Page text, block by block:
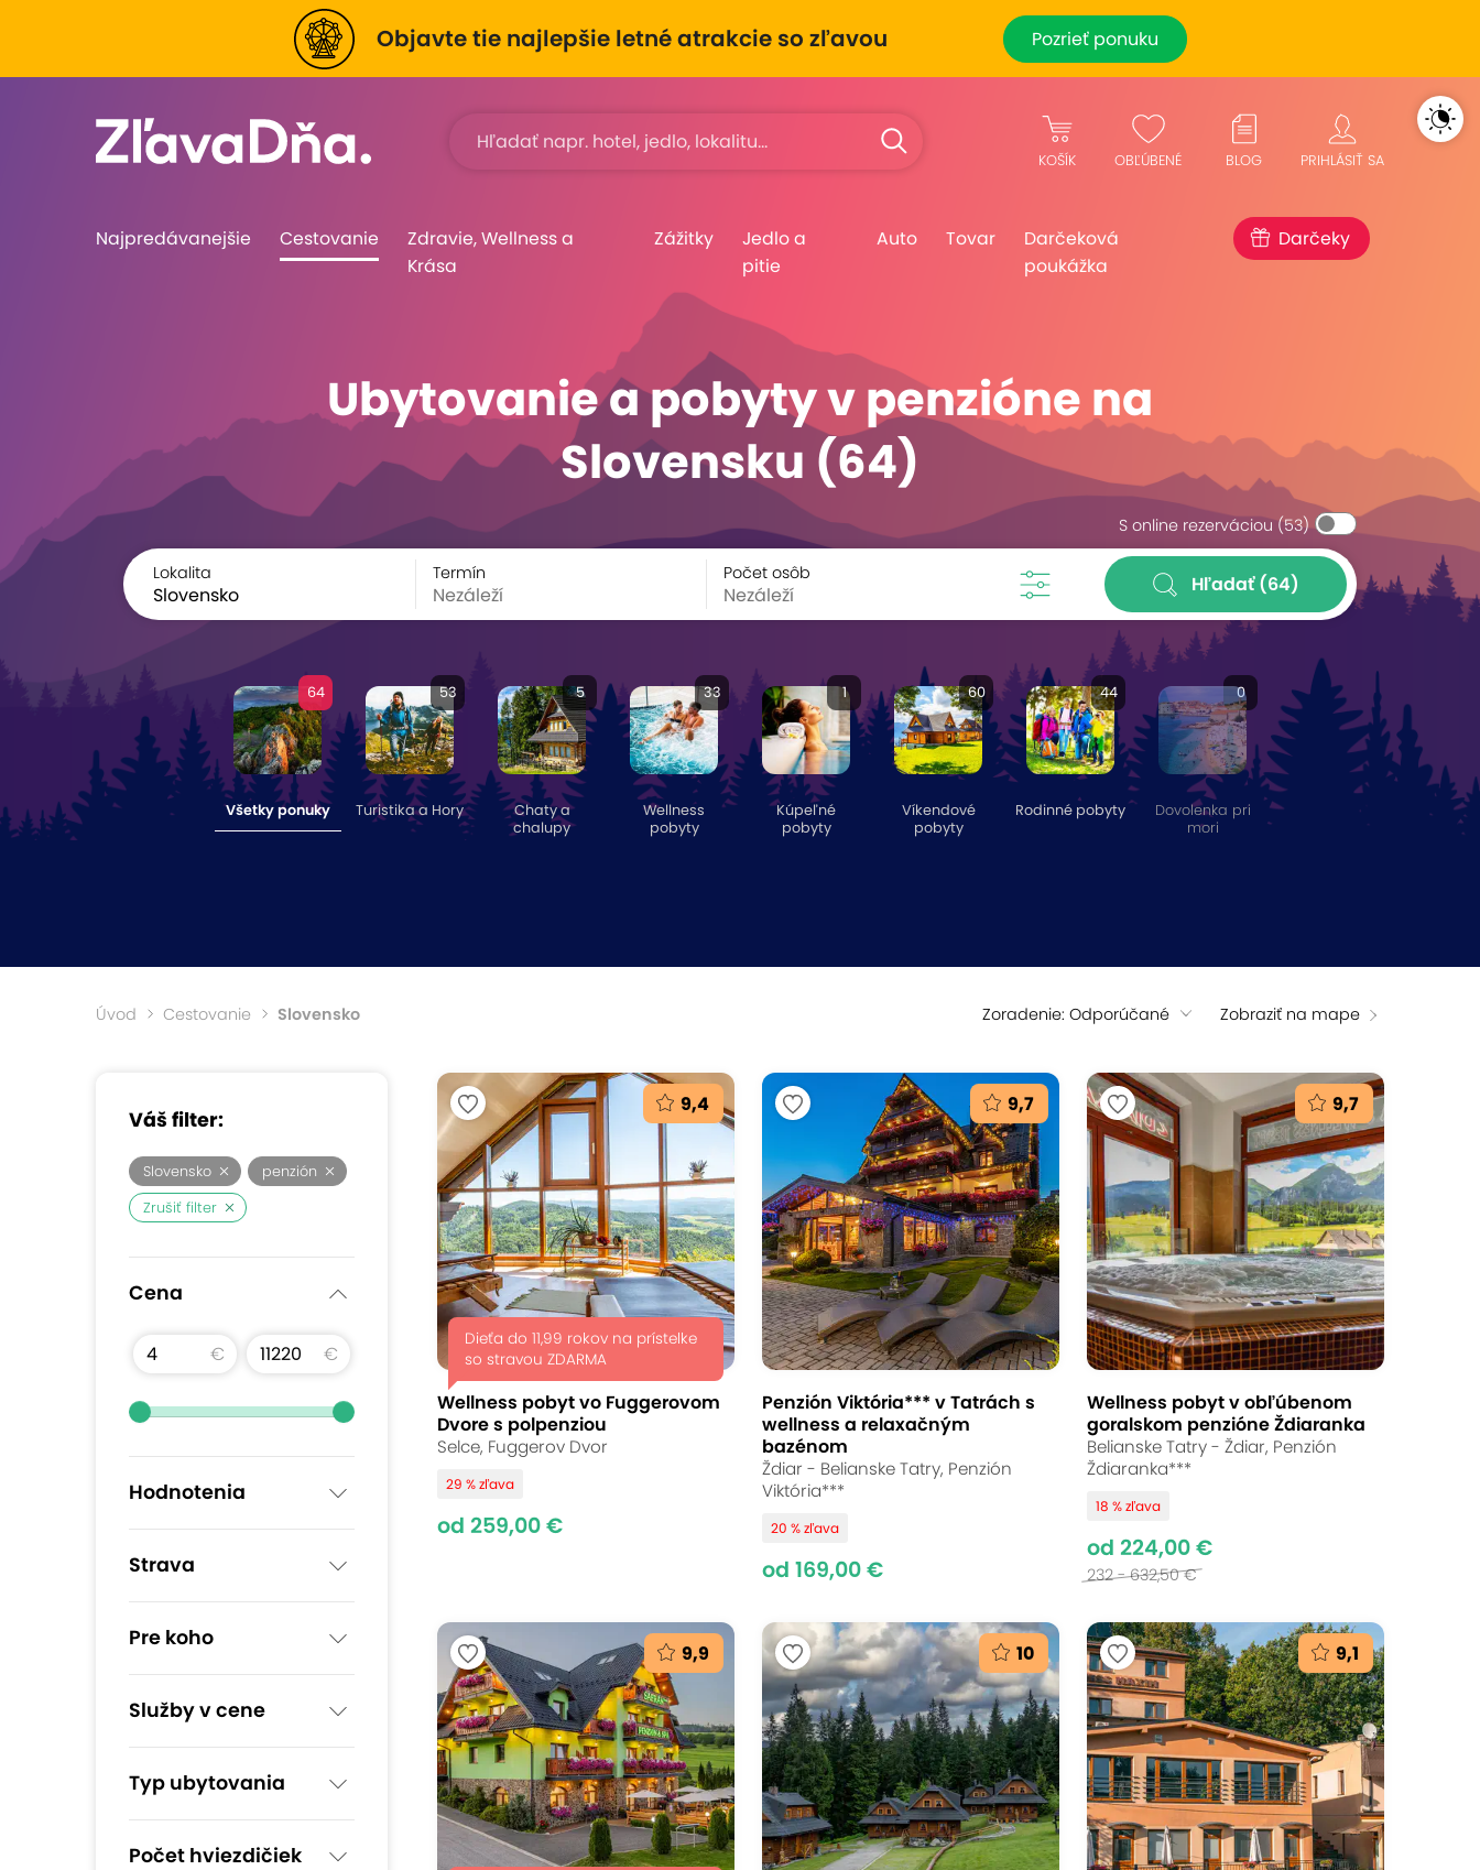
Objavte tie najlepšie letné atrakcie so zľavou Pozrieť ponuku
KOŠÍK OBĽÚBENÉ BLOG PRIHLÁSIŤ SA
Najpredávanejšie Cestovanie
Zdravie, Wellness a
Krása
Zážitky
Jedlo a
pitie
Auto Tovar
Darčeková
poukážka
Darčeky
Ubytovanie a pobyty v penzióne na
Slovensku (64)
S online rezerváciou(53)
Lokalita Termín Počet osôb Hľadať(64)
64
Všetky ponuky
53
Turistika a Hory
5
Chaty a
chalupy
33
Wellness
pobyty
1
Kúpeľné
pobyty
60
Víkendové
pobyty
44
Rodinné pobyty
0
Dovolenka pri
mori
Úvod Cestovanie Slovensko Zoradenie: Odporúčané Zobraziť na mape
Váš filter:
Slovensko
penzión
Zrušiť filter
Cena
€ €
Hodnotenia
Strava
Pre koho
Služby v cene
Typ ubytovania
Počet hviezdičiek
9,4
Dieťa do 11,99 rokov na prístelke
so stravou ZDARMA
Wellness pobyt vo Fuggerovom
Dvore s polpenziou
Selce, Fuggerov Dvor
29 % zľava
od 259,00 €
9,7
Penzión Viktória*** v Tatrách s
wellness a relaxačným
bazénom
Ždiar - Belianske Tatry, Penzión
Viktória***
20 % zľava
od 169,00 €
9,7
Wellness pobyt v obľúbenom
goralskom penzióne Ždiaranka
Belianske Tatry - Ždiar, Penzión
Ždiaranka***
18 % zľava
od 224,00 €
232 - 632,50 €
9,9 10 9,1